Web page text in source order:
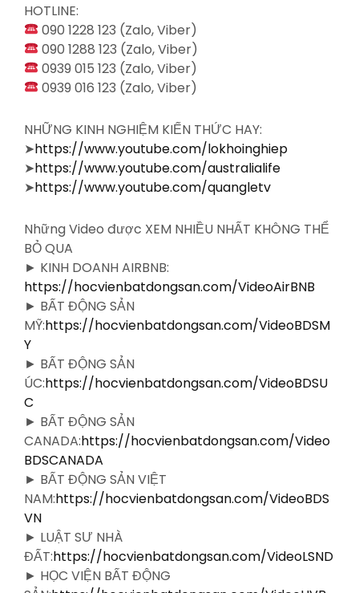
HOTLINE:
090 1228 123 (Zalo, Viber)
090 1288 123 (Zalo, Viber)
0939 015 123 (Zalo, Viber)
0939 016 123 (Zalo, Viber)
NHỮNG KINH NGHIỆM KIẾN THỨC HAY:
➤https://www.youtube.com/lokhoinghiep
➤https://www.youtube.com/australialife
➤https://www.youtube.com/quangletv
Những Video được XEM NHIỀU NHẤT KHÔNG THỂ
BỎ QUA
► KINH DOANH AIRBNB:
https://hocvienbatdongsan.com/VideoAirBNB
► BẤT ĐỘNG SẢN
MỸ:https://hocvienbatdongsan.com/VideoBDSM
Y
► BẤT ĐỘNG SẢN
ÚC:https://hocvienbatdongsan.com/VideoBDSU
C
► BẤT ĐỘNG SẢN
CANADA:https://hocvienbatdongsan.com/Video
BDSCANADA
► BẤT ĐỘNG SẢN VIỆT
NAM:https://hocvienbatdongsan.com/VideoBDS
VN
► LUẬT SƯ NHÀ
ĐẤT:https://hocvienbatdongsan.com/VideoLSND
► HỌC VIỆN BẤT ĐỘNG